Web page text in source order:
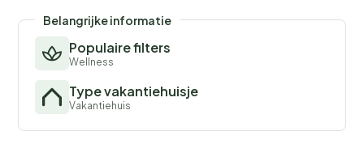
Belangrijke informatie
Populaire filters
Wellness
Type vakantiehuisje
Vakantiehuis